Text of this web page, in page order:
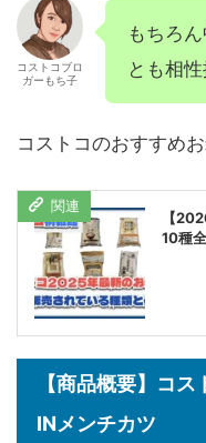
コストコブロ
ガーもち子
もちろ
とも相
コストコのおすすめ
【
10種
【商品概要】コ
INメンチカツ